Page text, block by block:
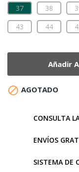
37 38
43
44
Añadir
 AGOTADO
CONSULTA
ENVÍOS
SISTEMA DE